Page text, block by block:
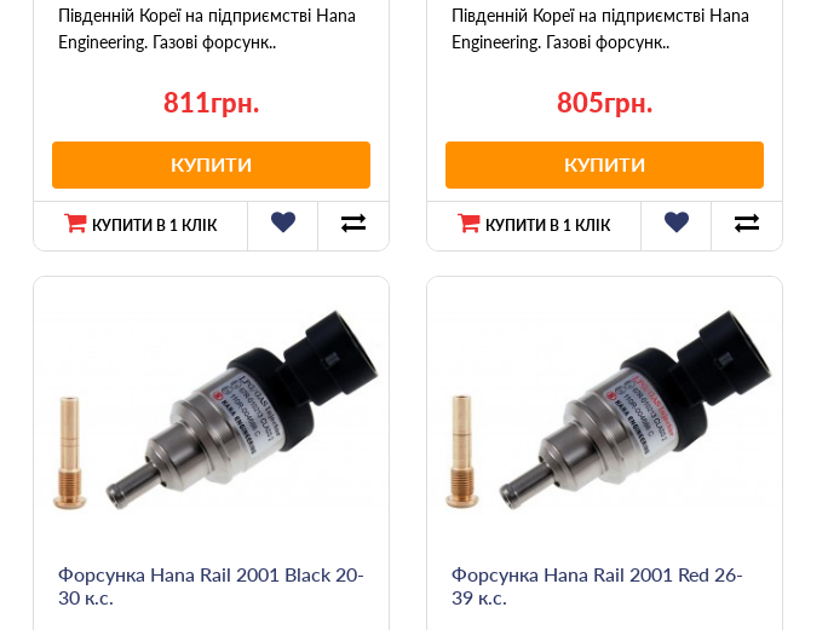
Південній Кореї на підприємстві Hana
Engineering. Газові форсунк..
811грн.
КУПИТИ
КУПИТИ В 1 КЛІК
Південній Кореї на підприємстві Hana
Engineering. Газові форсунк..
805грн.
КУПИТИ
КУПИТИ В 1 КЛІК
Форсунка Hana Rail 2001 Black 20-
30 к.с.
Форсунка Hana Rail 2001 Red 26-
39 к.с.